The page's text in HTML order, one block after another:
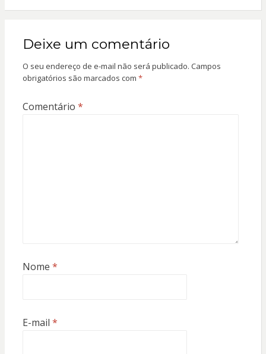
Deixe um comentário
O seu endereço de e-mail não será publicado. Campos
obrigatórios são marcados com *
Comentário *
Nome *
E-mail *